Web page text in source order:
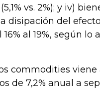
vs. 2%); y iv)
disipación del
al 19%, según lo
commodities
de 7,2% anual a